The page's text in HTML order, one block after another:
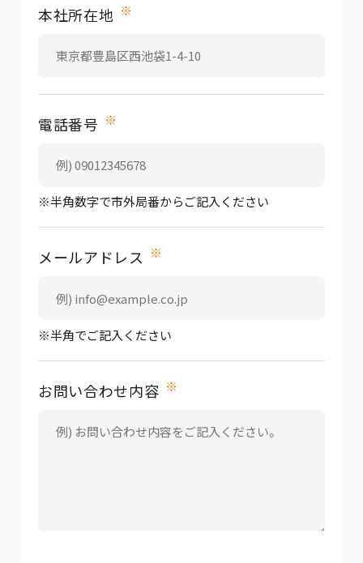
本社所在地 ※
電話番号 ※
※半角数字で市外局番からご記入ください
メールアドレス ※
※半角でご記入ください
お問い合わせ内容 ※